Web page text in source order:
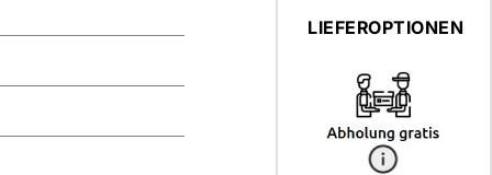
LIEFEROPTIONEN